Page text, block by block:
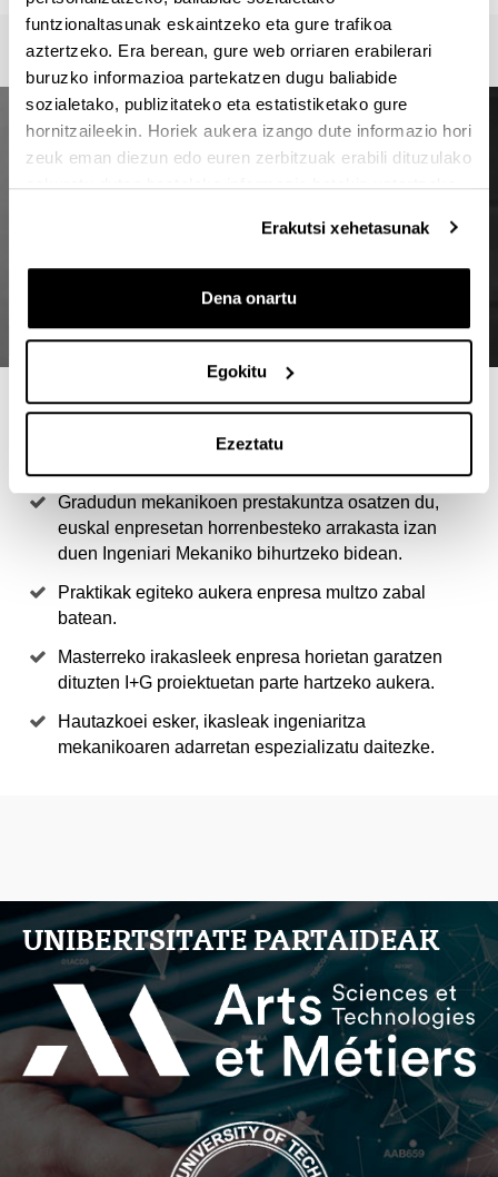
funtzionaltasunak eskaintzeko eta gure trafikoa
aztertzeko. Era berean, gure web orriaren erabilerari
buruzko informazioa partekatzen dugu baliabide
sozialetako, publizitateko eta estatistiketako gure
hornitzaileekin. Horiek aukera izango dute informazio hori
zeuk eman diezun edo euren zerbitzuak erabili dituzulako
eskuratu duten bestelako informazio batekin uztartzeko.
Erakutsi xehetasunak
Dena onartu
Egokitu
Ezeztatu
4 ARRAZOI MASTER HAU
AUKERATZEKO
Gradudun mekanikoen prestakuntza osatzen du,
euskal enpresetan horrenbesteko arrakasta izan
duen Ingeniari Mekaniko bihurtzeko bidean.
Praktikak egiteko aukera enpresa multzo zabal
batean.
Masterreko irakasleek enpresa horietan garatzen
dituzten I+G proiektuetan parte hartzeko aukera.
Hautazkoei esker, ikasleak ingeniaritza
mekanikoaren adarretan espezializatu daitezke.
UNIBERTSITATE PARTAIDEAK